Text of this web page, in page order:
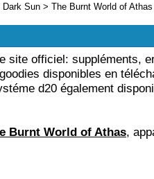
Dark Sun > The Burnt World of Athas
site officiel: suppléments,
disponibles en
d20 également
Burnt World of Athas,